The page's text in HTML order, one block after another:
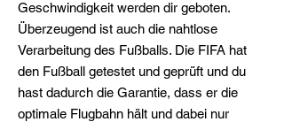
Geschwindigkeit werden dir geboten.
Überzeugend ist auch die nahtlose
Verarbeitung des Fußballs. Die FIFA hat
den Fußball getestet und geprüft und du
hast dadurch die Garantie, dass er die
optimale Flugbahn hält und dabei nur